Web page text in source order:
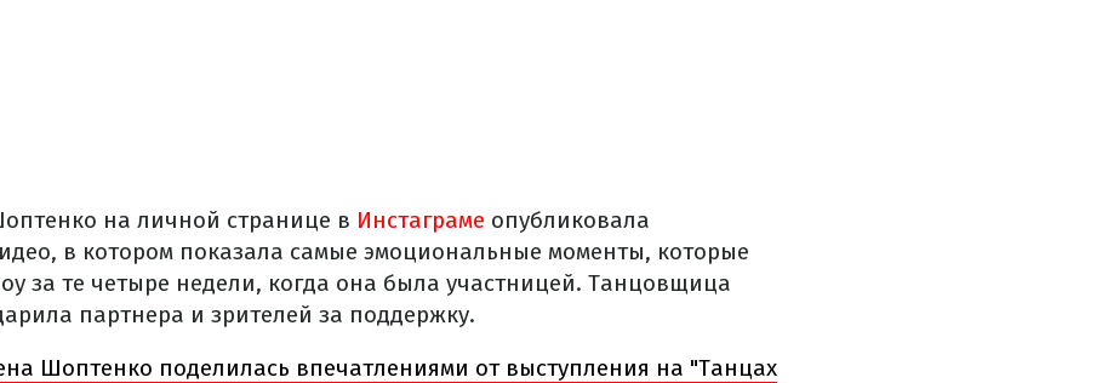
на личной странице в Инстаграме опубликовала
в котором показала самые эмоциональные моменты, которые
за те четыре недели, когда она была участницей. Танцовщица
партнера и зрителей за поддержку.
Шоптенко поделилась впечатлениями от выступления на "Танцах